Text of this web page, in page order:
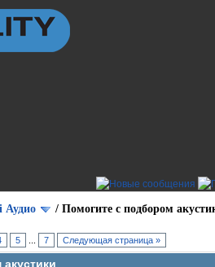
Аудио / Помогите с подбором
5 7 Следующая страница »